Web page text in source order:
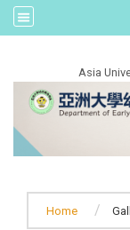
Asia
Home